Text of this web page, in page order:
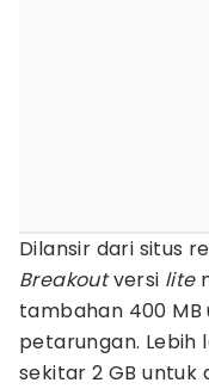
Dilansir dari situs
Breakoutversi lite
tambahan 400
petarungan. Lebih
sekitar 2 GB untuk